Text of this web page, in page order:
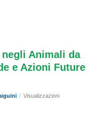
Animali da
e Azioni Future
/ Visualizzazioni